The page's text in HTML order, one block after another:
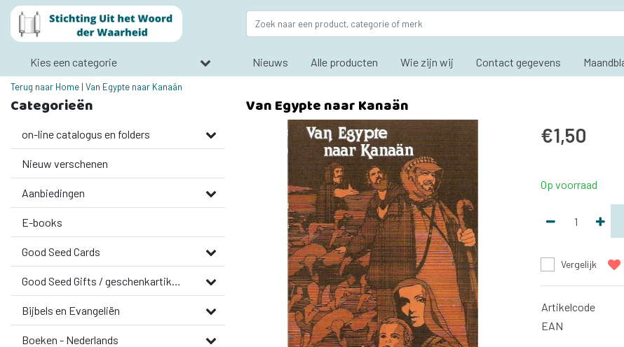
Kies een categorie Nieuws Alle producten Wie zijn wij Contact gegevens
Terug naar Home | Van Egypte naar Kanaän
Categorieën
on-line catalogus en folders
Nieuw verschenen
Aanbiedingen
E-books
Good Seed Cards
Good Seed Gifts / geschenkartikelen
Bijbels en Evangeliën
Boeken - Nederlands
Van Egypte naar Kanaän
€1,50
Op voorraad
Vergelijk
Artikelcode
EAN